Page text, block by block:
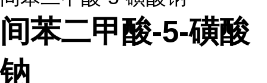
间苯二甲酸-5-磺酸
钠